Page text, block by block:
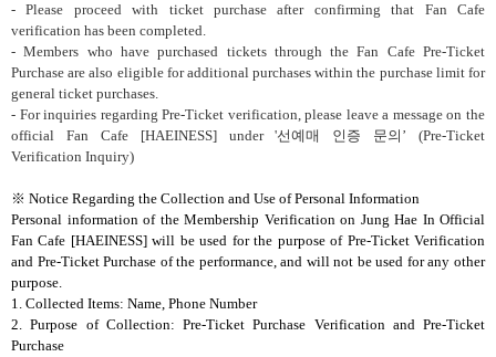
- Please proceed with ticket purchase after confirming that Fan Cafe
verification has been completed.
- Members who have purchased tickets through the Fan Cafe Pre-Ticket
Purchase are also eligible for additional purchases within the purchase limit for
general ticket purchases.
- For inquiries regarding Pre-Ticket verification, please leave a message on the
official Fan Cafe [HAEINESS] under '선예매 인증 문의’ (Pre-Ticket
Verification Inquiry)
※ Notice Regarding the Collection and Use of Personal Information
Personal information of the Membership Verification on Jung Hae In Official
Fan Cafe [HAEINESS]will be used for the purpose of Pre-Ticket Verification
and Pre-Ticket Purchase of the performance, and will not be used for any other
purpose.
1. Collected Items: Name, Phone Number
2. Purpose of Collection: Pre-Ticket Purchase Verification and Pre-Ticket
Purchase